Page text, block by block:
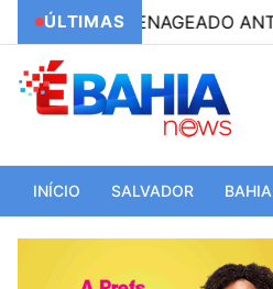
ÚLTIMAS ANTES DA
INÍCIO SALVADOR BAHIA